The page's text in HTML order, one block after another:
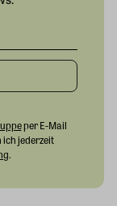
per E-Mail
jederzeit
.